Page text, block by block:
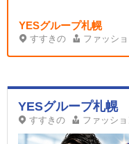
YESグループ札幌
すすきの ファッシ
YESグループ札幌
すすきの ファッシ